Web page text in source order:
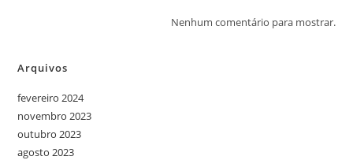
Nenhum comentário para mostrar.
Arquivos
fevereiro 2024
novembro 2023
outubro 2023
agosto 2023